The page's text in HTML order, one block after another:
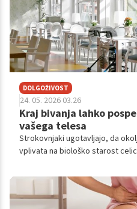
DOLGOŽIVOST
24. 05. 2026 03.26
Kraj bivanja lahko
vašega telesa
Strokovnjaki ugotavljajo, da
vplivata na biološko starost